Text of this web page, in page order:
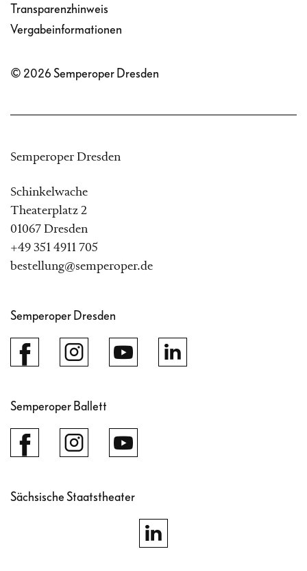
Transparenzhinweis
Vergabeinformationen
© 2026 Semperoper Dresden
Semperoper Dresden
Schinkelwache
Theaterplatz 2
01067 Dresden
+49 351 4911 705
bestellung@semperoper.de
Semperoper Dresden
Semperoper Ballett
Sächsische Staatstheater